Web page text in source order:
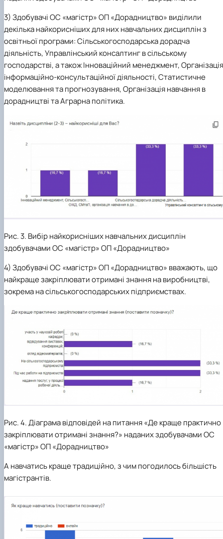
3) Здобувачі ОС «магістр» ОП «Дорадництво» виділили
декілька найкорисніших для них навчальних дисциплін з
освітньої програми: Сільськогосподарська дорадча
діяльність, Управлінський консалтинг в сільському
господарстві, а також Інноваційний менеджмент, Організація
інформаційно-консультаційної діяльності, Статистичне
моделювання та прогнозування, Організація навчання в
дорадництві та Аграрна політика.
Рис. 3. Вибір найкорисніших навчальних дисциплін
здобувачами ОС «магістр» ОП «Дорадництво»
4) Здобувачі ОС «магістр» ОП «Дорадництво» вважають, що
найкраще закріплювати отримані знання на виробництві,
зокрема на сільськогосподарських підприємствах.
Рис. 4. Діаграма відповідей на питання «Де краще практично
закріплювати отримані знання?» наданих здобувачами ОС
«магістр» ОП «Дорадництво»
А навчатись краще традиційно, з чим погодилось більшість
магістрантів.